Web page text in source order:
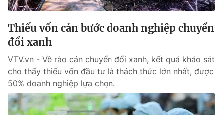
Thiếu vốn cản bước doanh nghiệp chuyển
đổi xanh
VTV.vn - Về rào cản chuyển đổi xanh, kết quả khảo sát
cho thấy thiếu vốn đầu tư là thách thức lớn nhất, được
50% doanh nghiệp lựa chọn.